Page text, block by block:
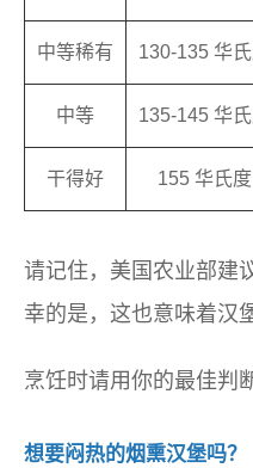
中等稀有 130-135 华
中等 135-145 华
干得好 155 华氏度
请记住，美国农业部建
幸的是，这也意味着汉
烹饪时请用你的最佳判
想要闷热的烟熏汉堡吗？